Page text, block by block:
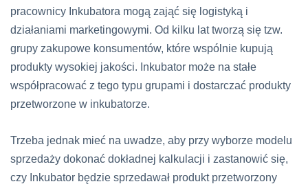
pracownicy Inkubatora mogą zająć się logistyką i
działaniami marketingowymi. Od kilku lat tworzą się tzw.
grupy zakupowe konsumentów, które wspólnie kupują
produkty wysokiej jakości. Inkubator może na stałe
współpracować z tego typu grupami i dostarczać produkty
przetworzone w inkubatorze.
Trzeba jednak mieć na uwadze, aby przy wyborze modelu
sprzedaży dokonać dokładnej kalkulacji i zastanowić się,
czy Inkubator będzie sprzedawał produkt przetworzony